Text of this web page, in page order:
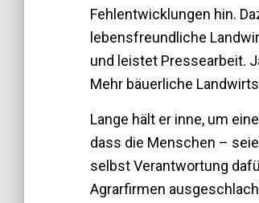
Fehlentwicklungen hin.
lebensfreundliche
und leistet Pressearbeit.
Mehr bäuerliche
Lange hält er inne, um
dass die Menschen –
selbst Verantwortung
Agrarfirmen